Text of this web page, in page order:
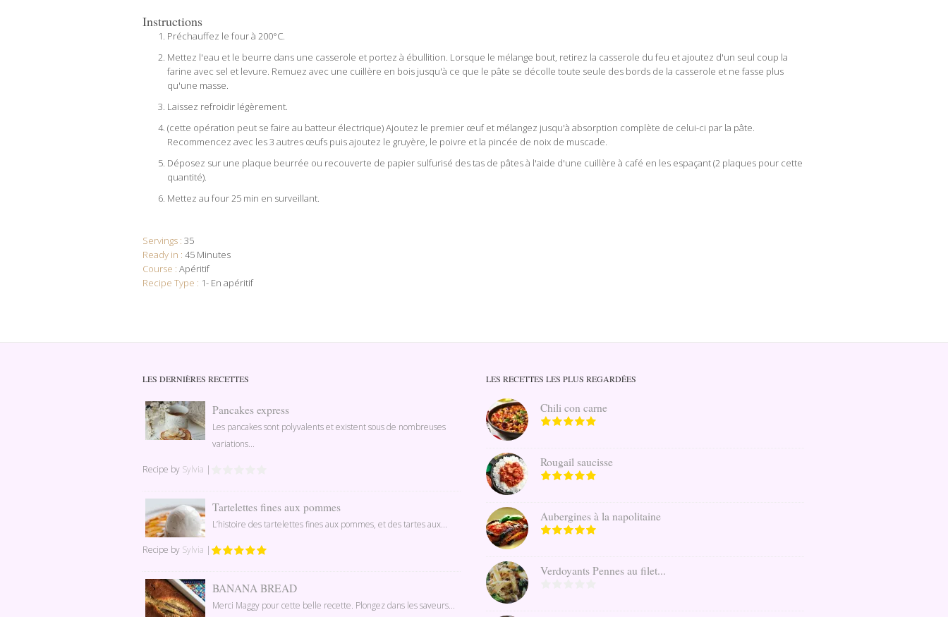
Instructions
Préchauffez le four à 200°C.
Mettez l'eau et le beurre dans une casserole et portez à ébullition. Lorsque le mélange bout, retirez la casserole du feu et ajoutez d'un seul coup la
farine avec sel et levure. Remuez avec une cuillère en bois jusqu'à ce que le pâte se décolle toute seule des bords de la casserole et ne fasse plus
qu'une masse.
Laissez refroidir légèrement.
(cette opération peut se faire au batteur électrique) Ajoutez le premier œuf et mélangez jusqu'à absorption complète de celui-ci par la pâte.
Recommencez avec les 3 autres œufs puis ajoutez le gruyère, le poivre et la pincée de noix de muscade.
Déposez sur une plaque beurrée ou recouverte de papier sulfurisé des tas de pâtes à l'aide d'une cuillère à café en les espaçant (2 plaques pour cette
quantité).
Mettez au four 25 min en surveillant.
Servings : 35
Ready in : 45 Minutes
Course : Apéritif
Recipe Type : 1- En apéritif
LES DERNIÈRES RECETTES
Pancakes express
Les pancakes sont polyvalents et existent sous de nombreuses
variations...
Recipe by Sylvia |
Tartelettes fines aux pommes
L’histoire des tartelettes fines aux pommes, et des tartes aux...
Recipe by Sylvia |
BANANA BREAD
Merci Maggy pour cette belle recette. Plongez dans les saveurs...
LES RECETTES LES PLUS REGARDÉES
Chili con carne
Rougail saucisse
Aubergines à la napolitaine
Verdoyants Pennes au filet...